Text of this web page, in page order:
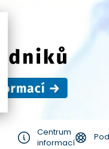
Centrum
informací